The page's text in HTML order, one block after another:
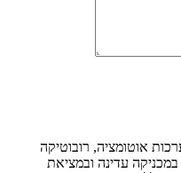
אוטומציה, רובוטיקה
במכניקה עדינה ובמציאת